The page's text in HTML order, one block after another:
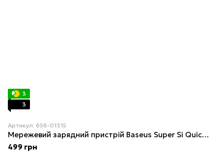
3
3
Артикул: 656-01315
Мережевий зарядний пристрій Baseus Super Si Quick Charger 1C 25W EU White
499 грн